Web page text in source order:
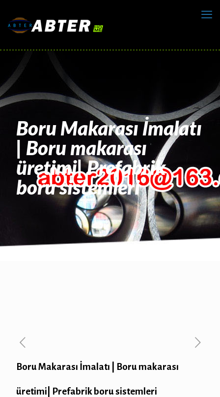
Boru Makarası İmalatı
| Boru makarası
üretimi| Prefabrik
boru sistemleri
Boru Makarası İmalatı | Boru makarası
üretimi| Prefabrik boru sistemleri